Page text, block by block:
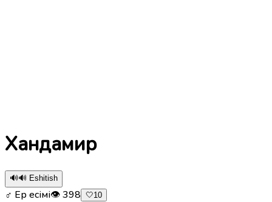
Хандамир
🔊🔊 Eshitish
♂ Ер есімі👁398 🤍10